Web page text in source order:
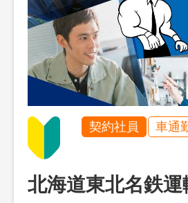
契約社員 車通
北海道東北名鉄